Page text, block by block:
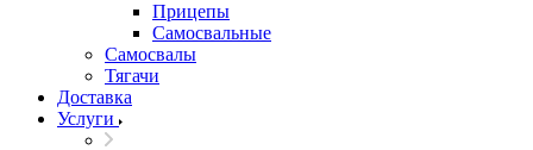
Прицепы
Самосвальные
Самосвалы
Тягачи
Доставка
Услуги